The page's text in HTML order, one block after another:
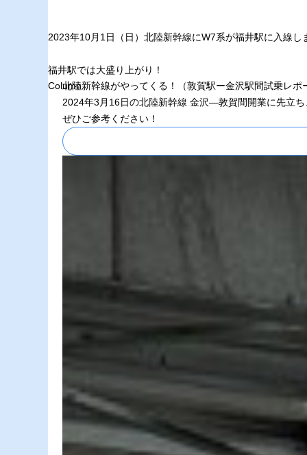
2023年10月1日（日）北陸新幹線にW7系が福井駅に入線し
福井駅では大盛り上がり！
Column
北陸新幹線がやってくる！（敦賀駅ー金沢駅間試乗レポ
2024年3月16日の北陸新幹線 金沢―敦賀間開業に先立
ぜひご参考ください！